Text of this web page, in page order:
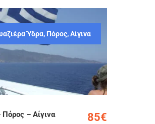
Ύδρα, Πόρος, Αίγινα
– Αίγινα 85€